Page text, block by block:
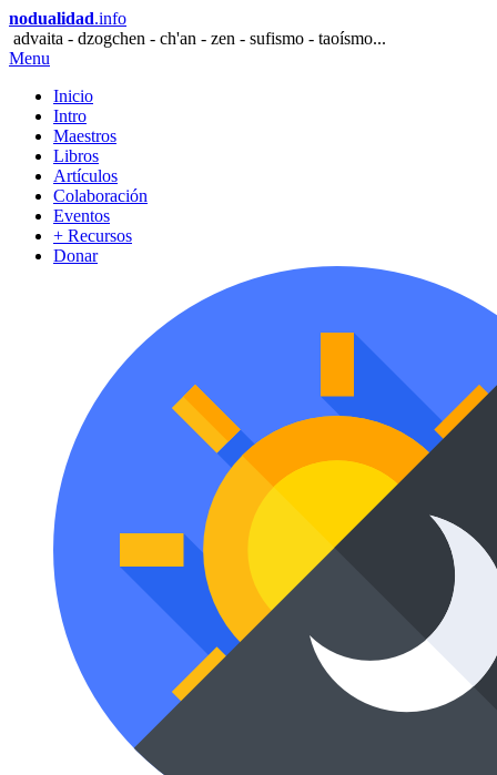
nodualidad.info
advaita - dzogchen - ch'an - zen - sufismo - taoísmo...
Menu
Inicio
Intro
Maestros
Libros
Artículos
Colaboración
Eventos
+ Recursos
Donar